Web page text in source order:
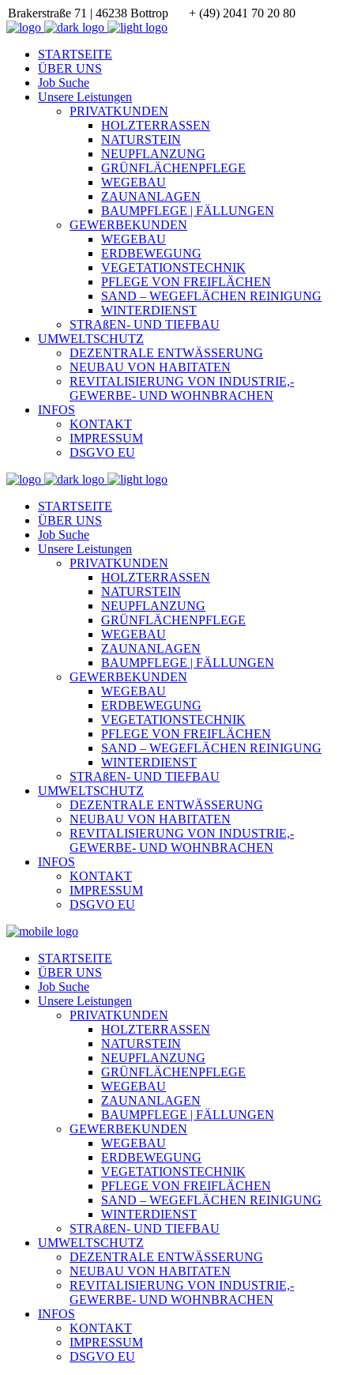
Brakerstraße 71 | 46238 Bottrop + (49) 2041 70 20 80
STARTSEITE
ÜBER UNS
Job Suche
Unsere Leistungen
PRIVATKUNDEN
HOLZTERRASSEN
NATURSTEIN
NEUPFLANZUNG
GRÜNFLÄCHENPFLEGE
WEGEBAU
ZAUNANLAGEN
BAUMPFLEGE | FÄLLUNGEN
GEWERBEKUNDEN
WEGEBAU
ERDBEWEGUNG
VEGETATIONSTECHNIK
PFLEGE VON FREIFLÄCHEN
SAND – WEGEFLÄCHEN REINIGUNG
WINTERDIENST
STRAßEN- UND TIEFBAU
UMWELTSCHUTZ
DEZENTRALE ENTWÄSSERUNG
NEUBAU VON HABITATEN
REVITALISIERUNG VON INDUSTRIE,-
GEWERBE- UND WOHNBRACHEN
INFOS
KONTAKT
IMPRESSUM
DSGVO EU
STARTSEITE
ÜBER UNS
Job Suche
Unsere Leistungen
PRIVATKUNDEN
HOLZTERRASSEN
NATURSTEIN
NEUPFLANZUNG
GRÜNFLÄCHENPFLEGE
WEGEBAU
ZAUNANLAGEN
BAUMPFLEGE | FÄLLUNGEN
GEWERBEKUNDEN
WEGEBAU
ERDBEWEGUNG
VEGETATIONSTECHNIK
PFLEGE VON FREIFLÄCHEN
SAND – WEGEFLÄCHEN REINIGUNG
WINTERDIENST
STRAßEN- UND TIEFBAU
UMWELTSCHUTZ
DEZENTRALE ENTWÄSSERUNG
NEUBAU VON HABITATEN
REVITALISIERUNG VON INDUSTRIE,-
GEWERBE- UND WOHNBRACHEN
INFOS
KONTAKT
IMPRESSUM
DSGVO EU
STARTSEITE
ÜBER UNS
Job Suche
Unsere Leistungen
PRIVATKUNDEN
HOLZTERRASSEN
NATURSTEIN
NEUPFLANZUNG
GRÜNFLÄCHENPFLEGE
WEGEBAU
ZAUNANLAGEN
BAUMPFLEGE | FÄLLUNGEN
GEWERBEKUNDEN
WEGEBAU
ERDBEWEGUNG
VEGETATIONSTECHNIK
PFLEGE VON FREIFLÄCHEN
SAND – WEGEFLÄCHEN REINIGUNG
WINTERDIENST
STRAßEN- UND TIEFBAU
UMWELTSCHUTZ
DEZENTRALE ENTWÄSSERUNG
NEUBAU VON HABITATEN
REVITALISIERUNG VON INDUSTRIE,-
GEWERBE- UND WOHNBRACHEN
INFOS
KONTAKT
IMPRESSUM
DSGVO EU